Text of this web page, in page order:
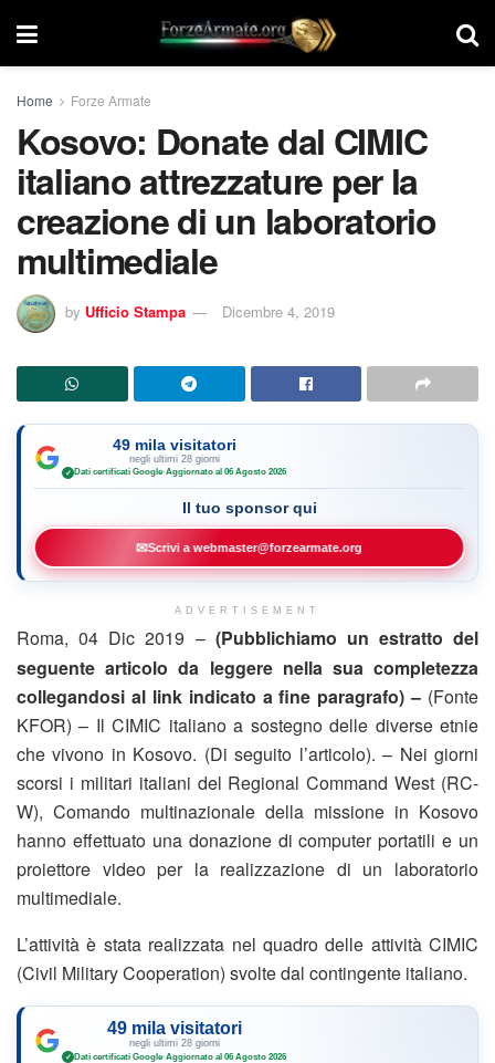
Home Forze Armate
Kosovo: Donate dal CIMIC
italiano attrezzature per la
creazione di un laboratorio
multimediale
by Ufficio Stampa Dicembre 4, 2019
49 mila visitatori
negli ultimi 28 giorni
✓ Dati certificati Google·Aggiornato al 06 Agosto 2026
Il tuo sponsor qui
✉Scrivi a webmaster@forzearmate.org
ADVERTISEMENT
Roma, 04 Dic 2019 – (Pubblichiamo un estratto del
seguente articolo da leggere nella sua completezza
collegandosi al link indicato a fine paragrafo) – (Fonte
KFOR) – Il CIMIC italiano a sostegno delle diverse etnie
che vivono in Kosovo. (Di seguito l’articolo). – Nei giorni
scorsi i militari italiani del Regional Command West (RC-
W), Comando multinazionale della missione in Kosovo
hanno effettuato una donazione di computer portatili e un
proiettore video per la realizzazione di un laboratorio
multimediale.
L’attività è stata realizzata nel quadro delle attività CIMIC
(Civil Military Cooperation) svolte dal contingente italiano.
49 mila visitatori
negli ultimi 28 giorni
✓ Dati certificati Google·Aggiornato al 06 Agosto 2026